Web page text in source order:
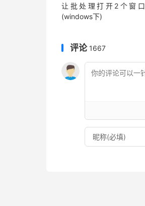
让批处理打开2个窗口
(windows下)
评论 1667